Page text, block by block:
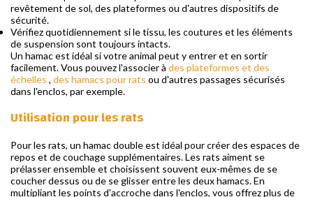
revêtement de sol, des plateformes ou d'autres dispositifs de
sécurité.
Vérifiez quotidiennement si le tissu, les coutures et les éléments
de suspension sont toujours intacts.
Un hamac est idéal si votre animal peut y entrer et en sortir
facilement. Vous pouvez l'associer à des plateformes et des
échelles , des hamacs pour rats ou d'autres passages sécurisés
dans l'enclos, par exemple.
Utilisation pour les rats
Pour les rats, un hamac double est idéal pour créer des espaces de
repos et de couchage supplémentaires. Les rats aiment se
prélasser ensemble et choisissent souvent eux-mêmes de se
coucher dessus ou de se glisser entre les deux hamacs. En
multipliant les points d'accroche dans l'enclos, vous offrez plus de